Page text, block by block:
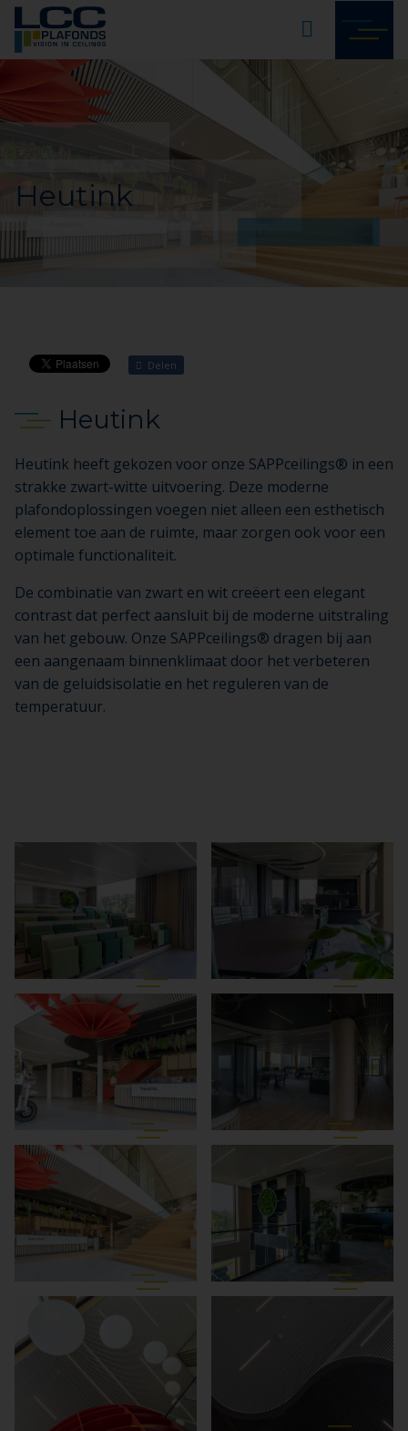
Heutink
Delen
Heutink
Heutink heeft gekozen voor onze SAPPceilings® in een
strakke zwart-witte uitvoering. Deze moderne
plafondoplossingen voegen niet alleen een esthetisch
element toe aan de ruimte, maar zorgen ook voor een
optimale functionaliteit.
De combinatie van zwart en wit creëert een elegant
contrast dat perfect aansluit bij de moderne uitstraling
van het gebouw. Onze SAPPceilings® dragen bij aan
een aangenaam binnenklimaat door het verbeteren
van de geluidsisolatie en het reguleren van de
temperatuur.